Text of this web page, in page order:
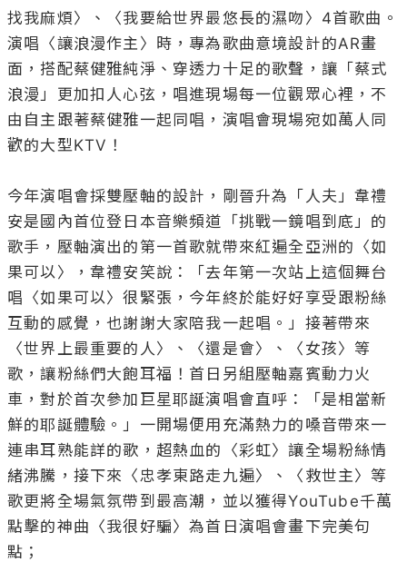
找我麻煩〉、〈我要給世界最悠長的濕吻〉4首歌曲。
演唱〈讓浪漫作主〉時，專為歌曲意境設計的AR畫
面，搭配蔡健雅純淨、穿透力十足的歌聲，讓「蔡式
浪漫」更加扣人心弦，唱進現場每一位觀眾心裡，不
由自主跟著蔡健雅一起同唱，演唱會現場宛如萬人同
歡的大型KTV！
今年演唱會採雙壓軸的設計，剛晉升為「人夫」韋禮
安是國內首位登日本音樂頻道「挑戰一鏡唱到底」的
歌手，壓軸演出的第一首歌就帶來紅遍全亞洲的〈如
果可以〉，韋禮安笑說：「去年第一次站上這個舞台
唱〈如果可以〉很緊張，今年終於能好好享受跟粉絲
互動的感覺，也謝謝大家陪我一起唱。」接著帶來
〈世界上最重要的人〉、〈還是會〉、〈女孩〉等
歌，讓粉絲們大飽耳福！首日另組壓軸嘉賓動力火
車，對於首次參加巨星耶誕演唱會直呼：「是相當新
鮮的耶誕體驗。」一開場便用充滿熱力的嗓音帶來一
連串耳熟能詳的歌，超熱血的〈彩虹〉讓全場粉絲情
緒沸騰，接下來〈忠孝東路走九遍〉、〈救世主〉等
歌更將全場氣氛帶到最高潮，並以獲得YouTube千萬
點擊的神曲〈我很好騙〉為首日演唱會畫下完美句
點；